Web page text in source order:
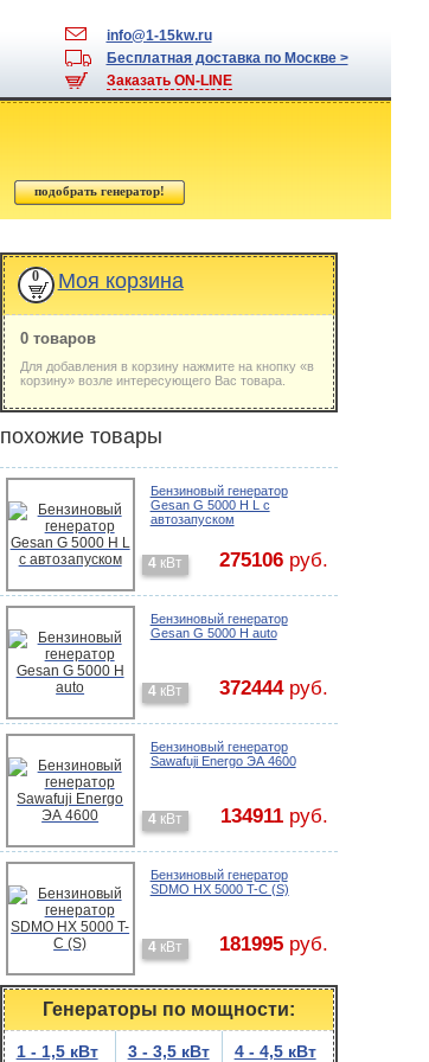
info@1-15kw.ru
Бесплатная доставка по Москве >
Заказать ON-LINE
0 Моя корзина
0 товаров
Для добавления в корзину нажмите на кнопку «в
корзину» возле интересующего Вас товара.
похожие товары
Бензиновый генератор
Gesan G 5000 H L с
автозапуском
4кВт 275106руб.
Бензиновый генератор
Gesan G 5000 H auto
4кВт 372444руб.
Бензиновый генератор
Sawafuji Energo ЭА 4600
4кВт 134911руб.
Бензиновый генератор
SDMO HX 5000 T-C (S)
4кВт 181995руб.
Генераторы по мощности:
1 - 1,5 кВт 3 - 3,5 кВт 4 - 4,5 кВт